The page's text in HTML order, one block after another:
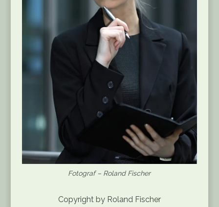
Fotograf – Roland Fischer
Copyright by Roland Fischer